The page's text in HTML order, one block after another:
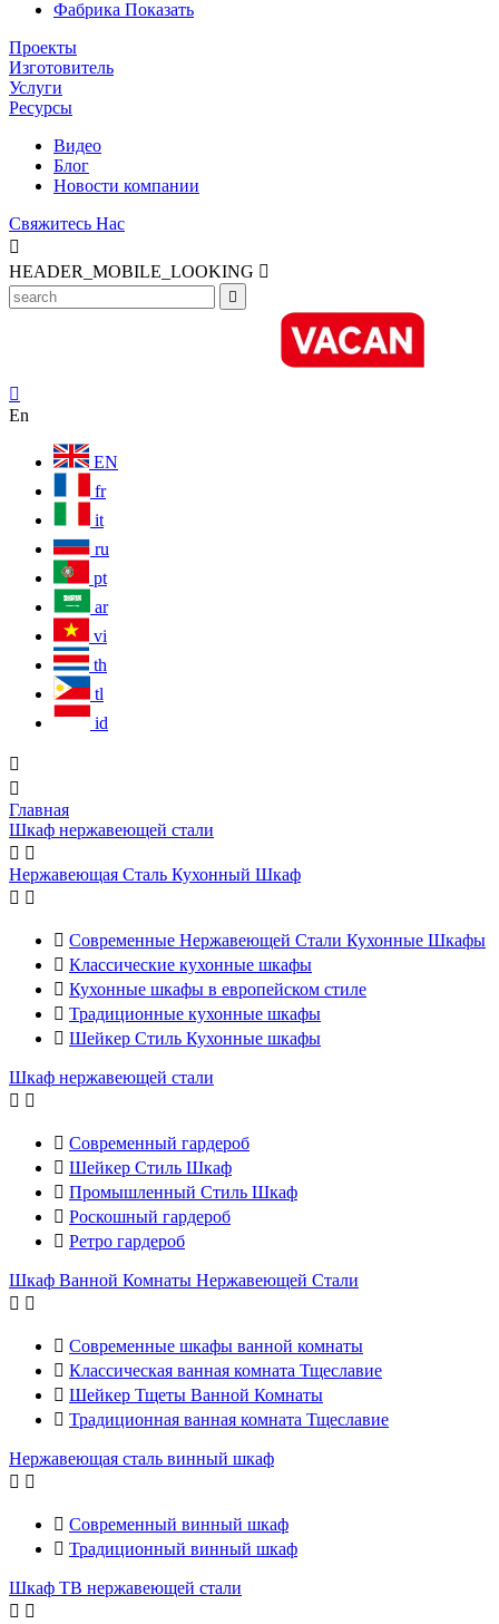
Фабрика Показать
Проекты
Изготовитель
Услуги
Ресурсы
Видео
Блог
Новости компании
Свяжитесь Нас

HEADER_MOBILE_LOOKING 


En
EN
fr
it
ru
pt
ar
vi
th
tl
id


Главная
Шкаф нержавеющей стали
 
Нержавеющая Сталь Кухонный Шкаф
 
 Современные Нержавеющей Стали Кухонные Шкафы
 Классические кухонные шкафы
 Кухонные шкафы в европейском стиле
 Традиционные кухонные шкафы
 Шейкер Стиль Кухонные шкафы
Шкаф нержавеющей стали
 
 Современный гардероб
 Шейкер Стиль Шкаф
 Промышленный Стиль Шкаф
 Роскошный гардероб
 Ретро гардероб
Шкаф Ванной Комнаты Нержавеющей Стали
 
 Современные шкафы ванной комнаты
 Классическая ванная комната Тщеславие
 Шейкер Тщеты Ванной Комнаты
 Традиционная ванная комната Тщеславие
Нержавеющая сталь винный шкаф
 
 Современный винный шкаф
 Традиционный винный шкаф
Шкаф ТВ нержавеющей стали
 